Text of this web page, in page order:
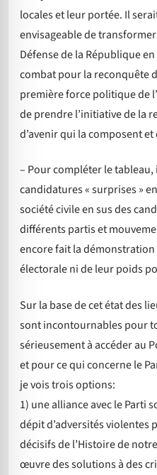
locales et leur portée. Il
envisageable de
Défense de la République
combat pour la reconquête
première force politique de
de prendre l’initiative de la
d’avenir qui la composent
– Pour compléter le
candidatures « surprises »
société civile en sus des
différents partis et
encore fait la
électorale ni de leur poids
Sur la base de cet état des
sont incontournables pour
sérieusement à accéder au
et pour ce qui concerne le
je vois trois options:
1) une alliance avec le Parti
dépit d’adversités violentes
décisifs de l’Histoire de
œuvre des solutions à des